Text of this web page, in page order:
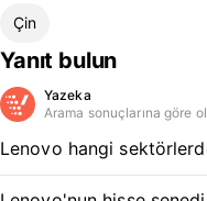
Çin
Yanıt bulun
Yazeka
Arama sonuçlarına göre
Lenovo hangi